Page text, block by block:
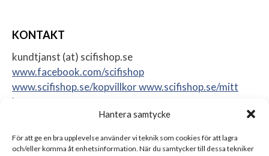
Hantera samtycke
För att ge en bra upplevelse använder vi teknik som cookies för att lagra
och/eller komma åt enhetsinformation. När du samtycker till dessa tekniker
KONTAKT
kundtjanst (at) scifishop.se
www.facebook.com/scifishop
www.scifishop.se/kopvillkorwww.scifishop.se/mitt
konto
Sweden